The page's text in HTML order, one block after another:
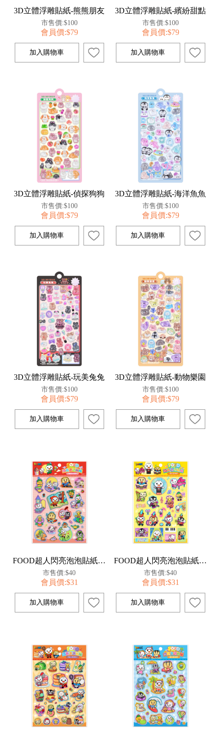
3D立體浮雕貼紙-熊熊朋友
市售價:$100
會員價:$79
3D立體浮雕貼紙-繽紛甜點
市售價:$100
會員價:$79
3D立體浮雕貼紙-偵探狗狗
市售價:$100
會員價:$79
3D立體浮雕貼紙-海洋魚魚
市售價:$100
會員價:$79
3D立體浮雕貼紙-玩美兔兔
市售價:$100
會員價:$79
3D立體浮雕貼紙-動物樂園
市售價:$100
會員價:$79
FOOD超人閃亮泡泡貼紙-童話小世界
市售價:$40
會員價:$31
FOOD超人閃亮泡泡貼紙-瘋狂音樂節
市售價:$40
會員價:$31